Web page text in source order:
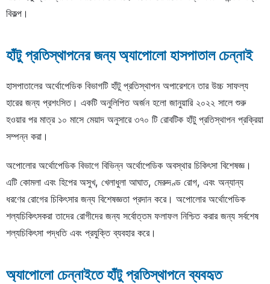
বিকল্প।
হাঁটু প্রতিস্থাপনের জন্য অ্যাপোলো হাসপাতাল চেন্নাই
হাসপাতালের অর্থোপেডিক বিভাগটি হাঁটু প্রতিস্থাপন অপারেশনে তার উচ্চ সাফল্য
হারের জন্য প্রশংসিত। একটি অনুলিপিত অর্জন হলো জানুয়ারি ২০২২ সালে শুরু
হওয়ার পর মাত্র ১০ মাসে মেয়াদ অনুসারে ৩৭০ টি রোবটিক হাঁটু প্রতিস্থাপন প্রক্রিয়া
সম্পন্ন করা।
অপোলোর অর্থোপেডিক বিভাগে বিভিন্ন অর্থোপেডিক অবস্থার চিকিৎসা বিশেষজ্ঞ।
এটি কোমলা এবং হিপের অসুখ, খেলাধুলা আঘাত, মেরুদণ্ড রোগ, এবং অন্যান্য
ধরণের রোগের চিকিৎসার জন্য বিশেষজ্ঞতা প্রদান করে। অপোলোর অর্থোপেডিক
শল্যচিকিৎসকরা তাদের রোগীদের জন্য সর্বোত্তম ফলাফল নিশ্চিত করার জন্য সর্বশেষ
শল্যচিকিৎসা পদ্ধতি এবং প্রযুক্তি ব্যবহার করে।
অ্যাপোলো চেন্নাইতে হাঁটু প্রতিস্থাপনে ব্যবহৃত